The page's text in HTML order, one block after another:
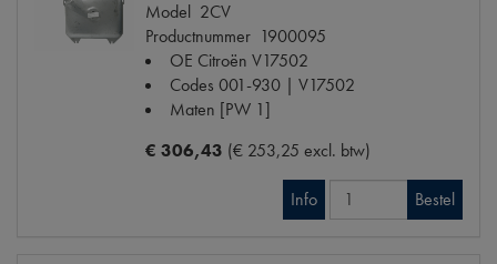
Model 2CV
Productnummer 1900095
OE Citroën V17502
Codes 001-930 | V17502
Maten [PW 1]
€ 306,43 (€ 253,25 excl. btw)
Info Bestel